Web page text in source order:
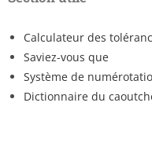
Calculateur des
Saviez-vous que
Système de
Dictionnaire du